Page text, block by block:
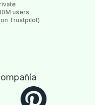
users
Trustpilot)